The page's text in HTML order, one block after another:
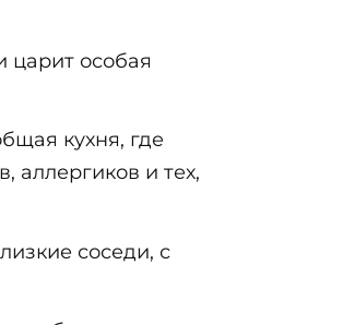
царит особая
кухня, где
аллергиков и тех,
соседи, с